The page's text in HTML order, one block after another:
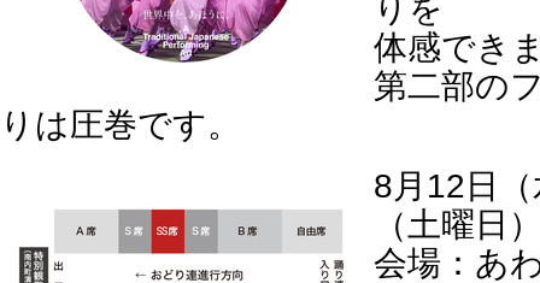
りを
体感でき
第二部の
りは圧巻です。
8月12日
（土曜日
会場：あ